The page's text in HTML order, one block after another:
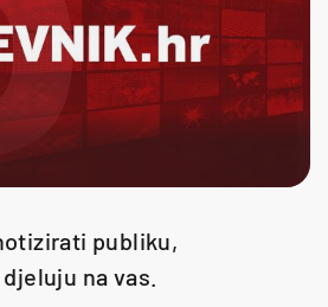
publiku,
na vas.